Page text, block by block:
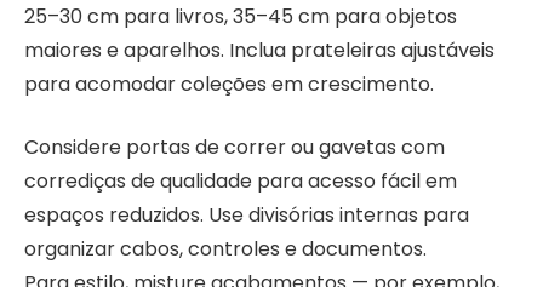
25–30 cm para livros, 35–45 cm para objetos
maiores e aparelhos. Inclua prateleiras ajustáveis
para acomodar coleções em crescimento.
Considere portas de correr ou gavetas com
corrediças de qualidade para acesso fácil em
espaços reduzidos. Use divisórias internas para
organizar cabos, controles e documentos.